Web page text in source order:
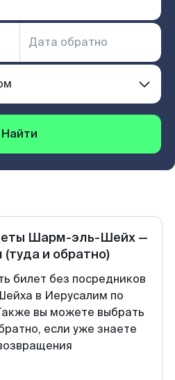
Найти
Шарм-эль-Шейх —
(туда и обратно)
билет без посредников
в Иерусалим по
вы можете выбрать
если уже знаете